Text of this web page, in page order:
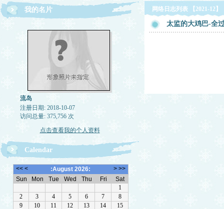
我的名片
流岛
注册日期: 2018-10-07
访问总量: 375,756 次
点击查看我的个人资料
Calendar
网络日志列表 【2021-12】
太监的大鸡巴-全